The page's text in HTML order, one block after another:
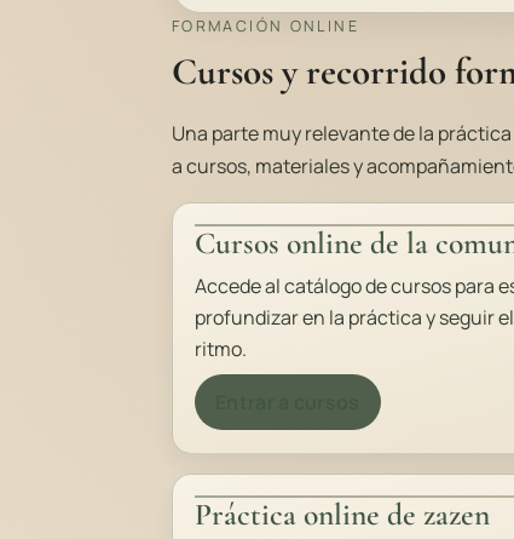
FORMACIÓN ONLINE
Cursos y recorrido
Una parte muy relevante de la
a cursos, materiales y
Cursos online de la
Accede al catálogo de cursos para
profundizar en la práctica y seguir
ritmo.
Práctica online de zazen